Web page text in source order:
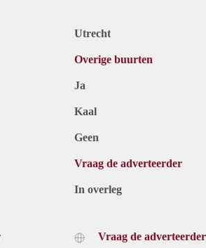
Utrecht
Overige buurten
Ja
Kaal
Geen
Vraag de adverteerder
In overleg
Vraag de adverteerder